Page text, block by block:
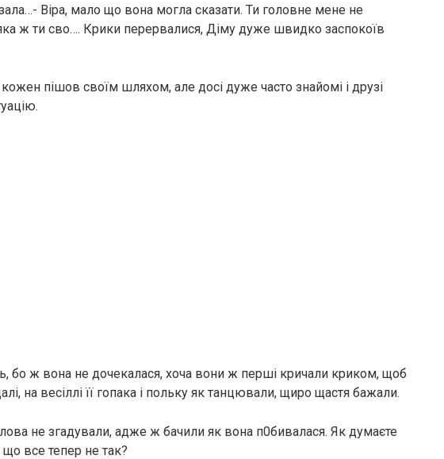
Віра, мало що вона могла сказати. Ти головне мене не
ж ти сво…. Крики перервалися, Діму дуже швидко заспокоїв
пішов своїм шляхом, але досі дуже часто знайомі і друзі
бо ж вона не дочекалася, хоча вони ж перші кричали криком, щоб
на весіллі її гопака і польку як танцювали, щиро щастя бажали.
не згадували, адже ж бачили як вона п0бивалася. Як думаєте
все тепер не так?